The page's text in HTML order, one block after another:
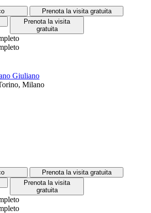
Prenota la visita gratuita
Prenota la visita
gratuita
Giuliano
Milano
Prenota la visita gratuita
Prenota la visita
gratuita